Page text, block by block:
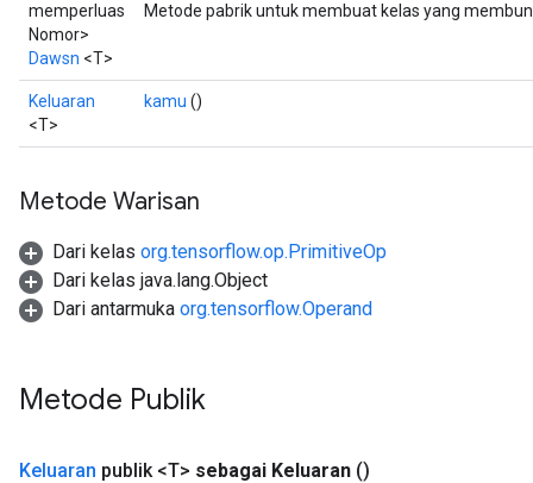
memperluas
Nomor>
Dawsn <T>
Metode pabrik untuk membuat kelas yang
Keluaran
<T>
kamu ()
Metode Warisan
Dari kelas org.tensorflow.op.PrimitiveOp
Dari kelas java.lang.Object
Dari antarmuka org.tensorflow.Operand
Metode Publik
Keluaran publik <T> sebagai Keluaran ()